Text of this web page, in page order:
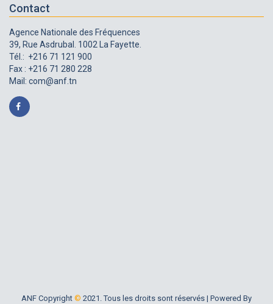
Contact
Agence Nationale des Fréquences
39, Rue Asdrubal. 1002 La Fayette.
Tél.: +216 71 121 900
Fax : +216 71 280 228
Mail: com@anf.tn
ANF Copyright © 2021. Tous les droits sont réservés | Powered By